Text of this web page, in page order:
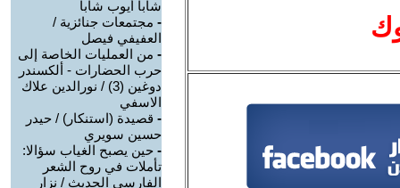
شابا أيوب شابا
- مجتمعات جنائزية /
العفيفي فيصل
- من العمليات الخاصة إلى
حرب الحضارات - ألكسندر
دوغين (3) / نورالدين علاك
الاسفي
- قصيدة (استنكار) / حيدر
حسين سويري
- حين يصبح الغياب سؤالا:
تأملات في روح الشعر
الفارسي الحديث / نزار